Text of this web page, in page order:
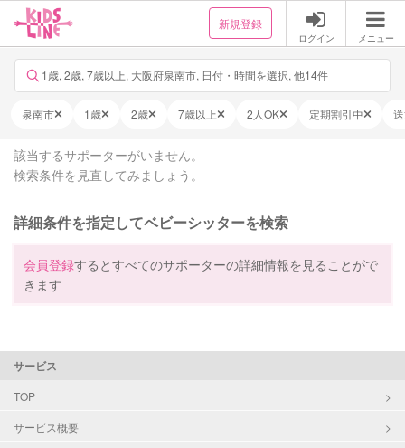
新規登録
ログイン メニュー
1歳, 2歳, 7歳以上, 大阪府泉南市, 日付・時間を選択, 他14件
泉南市 1歳 2歳 7歳以上 2人OK 定期割引中
該当するサポーターがいません。
検索条件を見直してみましょう。
詳細条件を指定してベビーシッターを検索
会員登録するとすべてのサポーターの詳細情報を見ることがで
きます
サービス
TOP
サービス概要